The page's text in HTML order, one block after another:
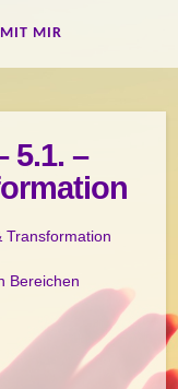
MIR
5.1. –
Transformation
Bereichen